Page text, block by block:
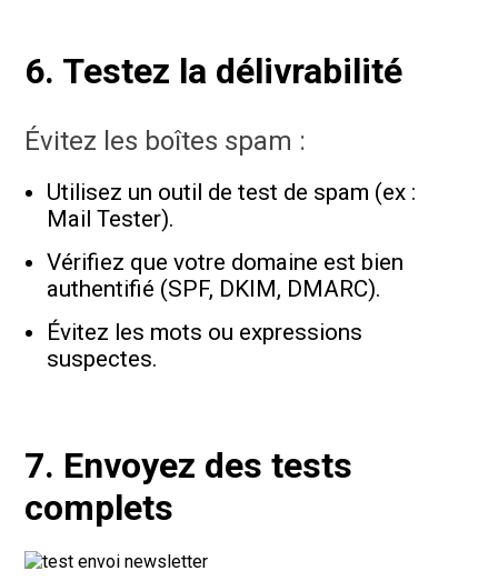
6. Testez la délivrabilité
Évitez les boîtes spam :
Utilisez un outil de test de spam (ex :
Mail Tester).
Vérifiez que votre domaine est bien
authentifié (SPF, DKIM, DMARC).
Évitez les mots ou expressions
suspectes.
7. Envoyez des tests
complets